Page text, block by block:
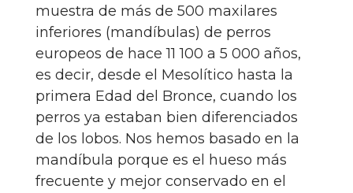
muestra de más de 500 maxilares
inferiores (mandíbulas) de perros
europeos de hace 11 100 a 5 000 años,
es decir, desde el Mesolítico hasta la
primera Edad del Bronce, cuando los
perros ya estaban bien diferenciados
de los lobos. Nos hemos basado en la
mandíbula porque es el hueso más
frecuente y mejor conservado en el